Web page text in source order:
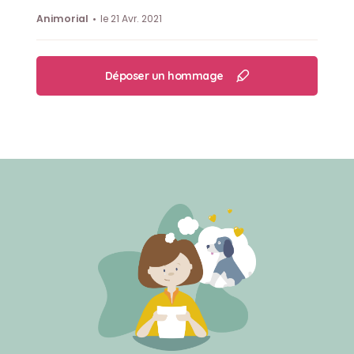
PITCH => Dormir la tête sur son cailloux
OCKY => Chasser les lézards
Animorial
le 21 Avr. 2021
Déposer un hommage